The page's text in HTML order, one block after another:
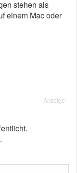
stehen als
einem Mac oder
Anzeige